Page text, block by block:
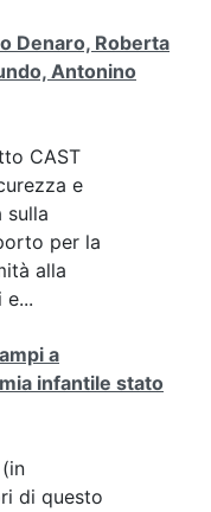
Denaro, Roberta
Antonino
CAST
e
sulla
per la
alla
e...
a
infantile stato
(in
di questo